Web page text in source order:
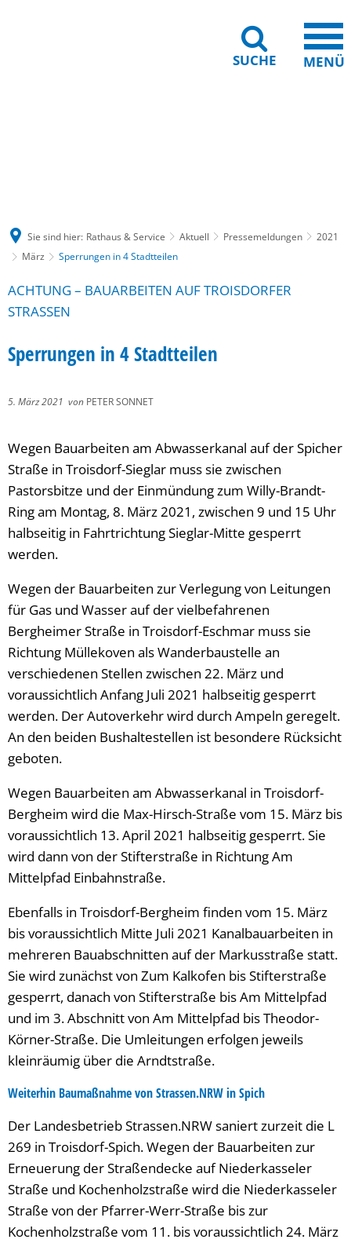
SUCHE MENÜ
Sie sind hier: Rathaus & Service Aktuell Pressemeldungen
2021
März
Sperrungen in 4 Stadtteilen
ACHTUNG – BAUARBEITEN AUF TROISDORFER
STRASSEN
Sperrungen in 4 Stadtteilen
5. März 2021 von PETER SONNET
Wegen Bauarbeiten am Abwasserkanal auf der Spicher
Straße in Troisdorf-Sieglar muss sie zwischen
Pastorsbitze und der Einmündung zum Willy-Brandt-
Ring am Montag, 8. März 2021, zwischen 9 und 15 Uhr
halbseitig in Fahrtrichtung Sieglar-Mitte gesperrt
werden.
Wegen der Bauarbeiten zur Verlegung von Leitungen
für Gas und Wasser auf der vielbefahrenen
Bergheimer Straße in Troisdorf-Eschmar muss sie
Richtung Müllekoven als Wanderbaustelle an
verschiedenen Stellen zwischen 22. März und
voraussichtlich Anfang Juli 2021 halbseitig gesperrt
werden. Der Autoverkehr wird durch Ampeln geregelt.
An den beiden Bushaltestellen ist besondere Rücksicht
geboten.
Wegen Bauarbeiten am Abwasserkanal in Troisdorf-
Bergheim wird die Max-Hirsch-Straße vom 15. März bis
voraussichtlich 13. April 2021 halbseitig gesperrt. Sie
wird dann von der Stifterstraße in Richtung Am
Mittelpfad Einbahnstraße.
Ebenfalls in Troisdorf-Bergheim finden vom 15. März
bis voraussichtlich Mitte Juli 2021 Kanalbauarbeiten in
mehreren Bauabschnitten auf der Markusstraße statt.
Sie wird zunächst von Zum Kalkofen bis Stifterstraße
gesperrt, danach von Stifterstraße bis Am Mittelpfad
und im 3. Abschnitt von Am Mittelpfad bis Theodor-
Körner-Straße. Die Umleitungen erfolgen jeweils
kleinräumig über die Arndtstraße.
Weiterhin Baumaßnahme von Strassen.NRW in Spich
Der Landesbetrieb Strassen.NRW saniert zurzeit die L
269 in Troisdorf-Spich. Wegen der Bauarbeiten zur
Erneuerung der Straßendecke auf Niederkasseler
Straße und Kochenholzstraße wird die Niederkasseler
Straße von der Pfarrer-Werr-Straße bis zur
Kochenholzstraße vom 11. bis voraussichtlich 24. März